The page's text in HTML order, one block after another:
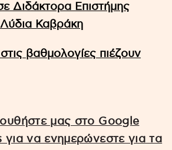
Διδάκτορα Επιστήμης
Καβράκη
βαθμολογίες πιέζουν
μας στο Google
για να ενημερώνεστε για τα